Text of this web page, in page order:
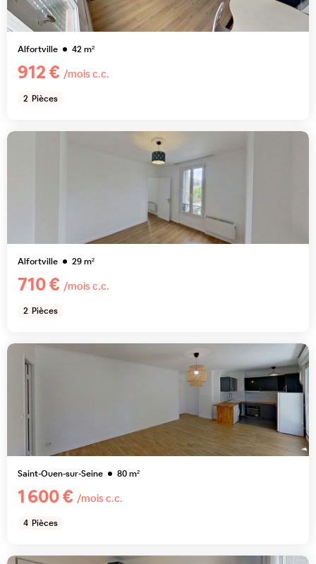
Alfortville 42m²
912 € /mois c.c.
2 Pièces
Alfortville 29m²
710 € /mois c.c.
2 Pièces
Saint-Ouen-sur-Seine 80m²
1 600 € /mois c.c.
4 Pièces